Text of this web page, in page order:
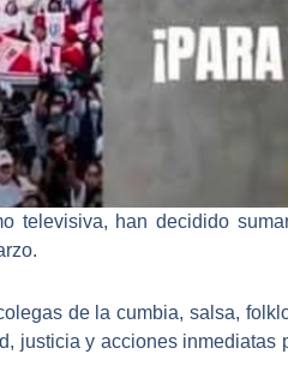
televisiva, han decidido
.
de lacumbia, salsa,
justicia y acciones